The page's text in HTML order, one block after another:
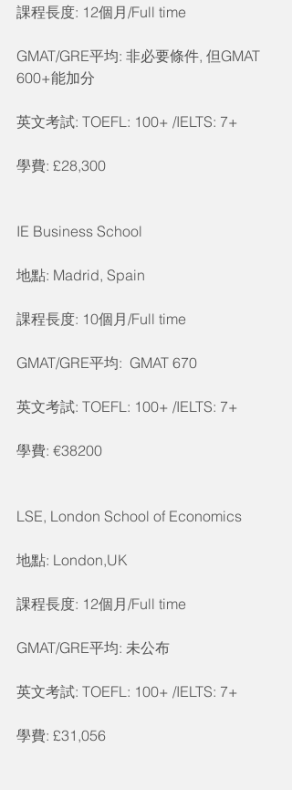
課程長度: 12個月/Full time
GMAT/GRE平均: 非必要條件, 但GMAT
600+能加分
英文考試: TOEFL: 100+ /IELTS: 7+
學費: £28,300
IE Business School
地點: Madrid, Spain
課程長度: 10個月/Full time
GMAT/GRE平均:  GMAT 670
英文考試: TOEFL: 100+ /IELTS: 7+
學費: €38200
LSE, London School of Economics
地點: London,UK
課程長度: 12個月/Full time
GMAT/GRE平均: 未公布
英文考試: TOEFL: 100+ /IELTS: 7+
學費: £31,056